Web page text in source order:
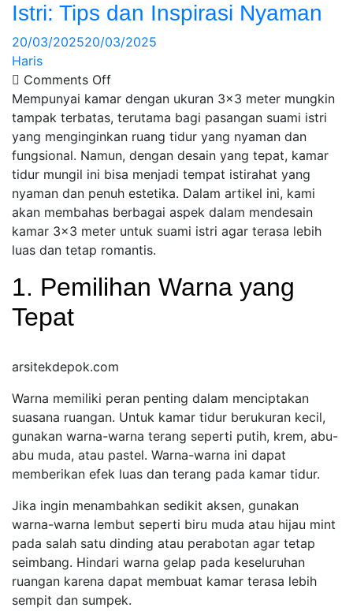
Istri: Tips dan Inspirasi Nyaman
20/03/202520/03/2025
Haris
Comments Off
Mempunyai kamar dengan ukuran 3×3 meter mungkin
tampak terbatas, terutama bagi pasangan suami istri
yang menginginkan ruang tidur yang nyaman dan
fungsional. Namun, dengan desain yang tepat, kamar
tidur mungil ini bisa menjadi tempat istirahat yang
nyaman dan penuh estetika. Dalam artikel ini, kami
akan membahas berbagai aspek dalam mendesain
kamar 3×3 meter untuk suami istri agar terasa lebih
luas dan tetap romantis.
1. Pemilihan Warna yang
Tepat
arsitekdepok.com
Warna memiliki peran penting dalam menciptakan
suasana ruangan. Untuk kamar tidur berukuran kecil,
gunakan warna-warna terang seperti putih, krem, abu-
abu muda, atau pastel. Warna-warna ini dapat
memberikan efek luas dan terang pada kamar tidur.
Jika ingin menambahkan sedikit aksen, gunakan
warna-warna lembut seperti biru muda atau hijau mint
pada salah satu dinding atau perabotan agar tetap
seimbang. Hindari warna gelap pada keseluruhan
ruangan karena dapat membuat kamar terasa lebih
sempit dan sumpek.